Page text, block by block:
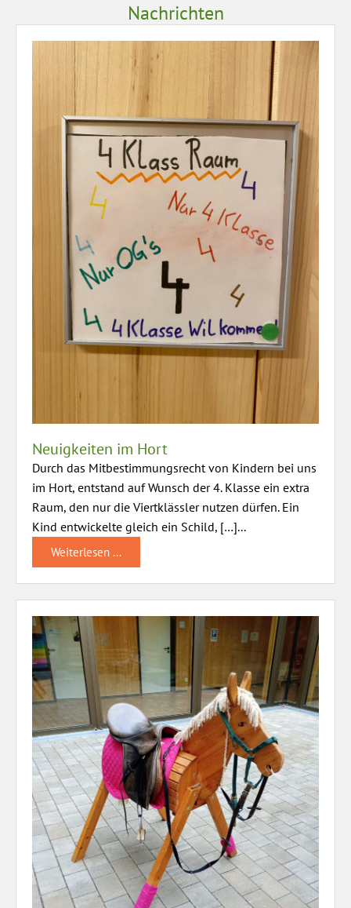
Nachrichten
Neuigkeiten im Hort
Durch das Mitbestimmungsrecht von Kindern bei uns
im Hort, entstand auf Wunsch der 4. Klasse ein extra
Raum, den nur die Viertklässler nutzen dürfen. Ein
Kind entwickelte gleich ein Schild, […]...
Weiterlesen ...